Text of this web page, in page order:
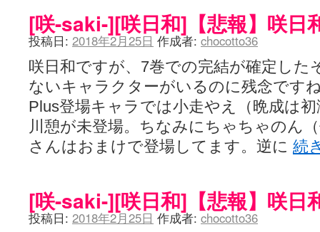
[咲-saki-][咲日和]【悲報】咲日
投稿日: 2018年2月25日 作成者: chocotto36
咲日和ですが、7巻での完結が確定した
ないキャラクターがいるのに残念です
Plus登場キャラでは小走やえ（晩成は
川憩が未登場。ちなみにちゃちゃのん
さんはおまけで登場してます。逆に 続
[咲-saki-][咲日和]【悲報】咲日
投稿日: 2018年2月25日 作成者: chocotto36